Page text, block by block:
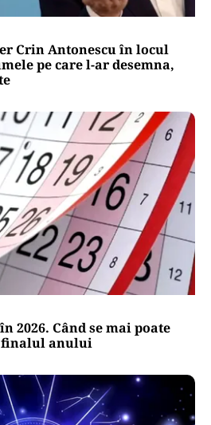
Crin Antonescu în locul
pe care l-ar desemna,
2026. Când se mai poate
finalul anului